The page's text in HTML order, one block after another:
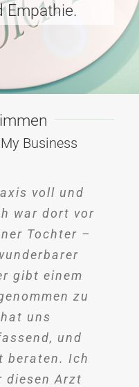
Empathie.
Business
nett und
sich viel
schnell
in Kauf
müssen. Ich
ernst
das Gefühl
verstehen,
sehr wichtig
voll und
war dort vor
Tochter –
gibt einem
zu
uns
und
beraten. Ich
diesen Arzt